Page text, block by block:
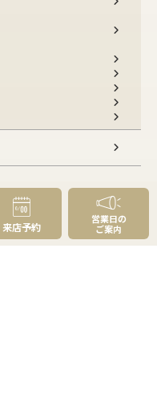
来店予約
営業日の
ご案内